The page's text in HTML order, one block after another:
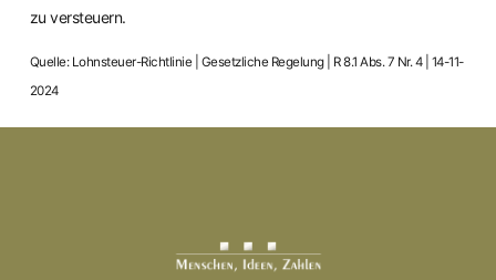
zu versteuern.
Quelle: Lohnsteuer-Richtlinie | Gesetzliche Regelung | R 8.1 Abs. 7 Nr. 4 | 14-11-
2024